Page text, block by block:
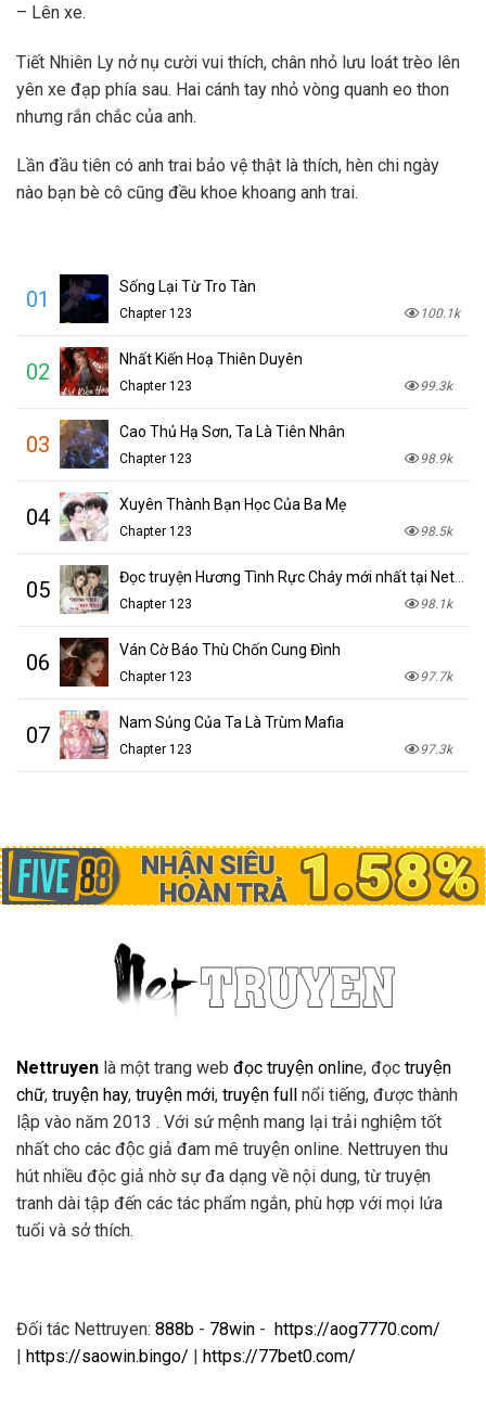
– Lên xe.
Tiết Nhiên Ly nở nụ cười vui thích, chân nhỏ lưu loát trèo lên
yên xe đạp phía sau. Hai cánh tay nhỏ vòng quanh eo thon
nhưng rắn chắc của anh.
Lần đầu tiên có anh trai bảo vệ thật là thích, hèn chi ngày
nào bạn bè cô cũng đều khoe khoang anh trai.
01 Sống Lại Từ Tro Tàn
Chapter 123 100.1k
02 Nhất Kiến Hoạ Thiên Duyên
Chapter 123 99.3k
03 Cao Thủ Hạ Sơn, Ta Là Tiên Nhân
Chapter 123 98.9k
04 Xuyên Thành Bạn Học Của Ba Mẹ
Chapter 123 98.5k
05
Chapter 123 98.1k
06 Ván Cờ Báo Thù Chốn Cung Đình
Chapter 123 97.7k
07 Nam Sủng Của Ta Là Trùm Mafia
Chapter 123 97.3k
Nettruyen là một trang web đọc truyện online, đọc truyện
chữ, truyện hay, truyện mới, truyện full nổi tiếng, được thành
lập vào năm 2013 . Với sứ mệnh mang lại trải nghiệm tốt
nhất cho các độc giả đam mê truyện online. Nettruyen thu
hút nhiều độc giả nhờ sự đa dạng về nội dung, từ truyện
tranh dài tập đến các tác phẩm ngắn, phù hợp với mọi lứa
tuổi và sở thích.
Đối tác Nettruyen: 888b - 78win - https://aog7770.com/
https://saowin.bingo/ https://77bet0.com/